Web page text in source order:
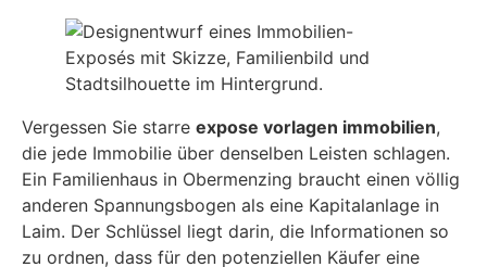
Vergessen Sie starre expose vorlagen immobilien,
die jede Immobilie über denselben Leisten schlagen.
Ein Familienhaus in Obermenzing braucht einen völlig
anderen Spannungsbogen als eine Kapitalanlage in
Laim. Der Schlüssel liegt darin, die Informationen so
zu ordnen, dass für den potenziellen Käufer eine